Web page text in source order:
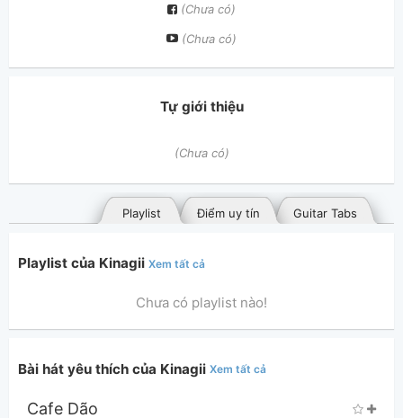
(Chưa có)
(Chưa có)
Tự giới thiệu
(Chưa có)
Guitar Tabs
Điểm uy tín
Playlist
Bài hát yêu thích
Bài hát đã đăng
Playlist của Kinagii Xem tất cả
Chưa có playlist nào!
Bài hát yêu thích của Kinagii Xem tất cả
Cafe Dão